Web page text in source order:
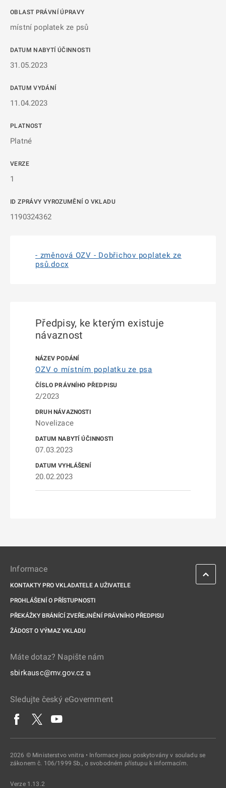
OBLAST PRÁVNÍ ÚPRAVY
místní poplatek ze psů
DATUM NABYTÍ ÚČINNOSTI
31.05.2023
DATUM VYDÁNÍ
11.04.2023
PLATNOST
Platné
VERZE
1
ID ZPRÁVY VYROZUMĚNÍ O VKLADU
1190324362
- změnová OZV - Dobřichov poplatek ze
psů.docx
Předpisy, ke kterým existuje
návaznost
OZV o místním poplatku ze psa
2/2023
Novelizace
07.03.2023
20.02.2023
Informace
KONTAKTY PRO VKLADATELE A UŽIVATELE
PROHLÁŠENÍ O PŘÍSTUPNOSTI
PŘEKÁŽKY BRÁNÍCÍ ZVEŘEJNĚNÍ PRÁVNÍHO PŘEDPISU
ŽÁDOST O VÝMAZ VKLADU
Máte dotaz? Napište nám
sbirkausc@mv.gov.cz ⧉
Sledujte český eGovernment
2026 © Ministerstvo vnitra • Informace jsou poskytovány v souladu se
zákonem č. 106/1999 Sb., o svobodném přístupu k informacím.
Verze 1.13.2